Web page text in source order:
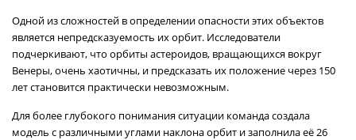
Одной из сложностей в определении опасности этих объектов
является непредсказуемость их орбит. Исследователи
подчеркивают, что орбиты астероидов, вращающихся вокруг
Венеры, очень хаотичны, и предсказать их положение через 150
лет становится практически невозможным.
Для более глубокого понимания ситуации команда создала
модель с различными углами наклона орбит и заполнила её 26